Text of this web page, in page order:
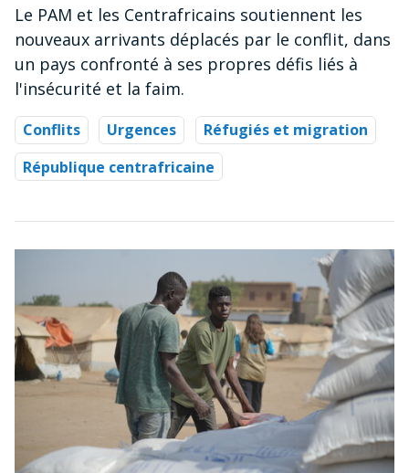
Le PAM et les Centrafricains soutiennent les
nouveaux arrivants déplacés par le conflit, dans
un pays confronté à ses propres défis liés à
l'insécurité et la faim.
Conflits Urgences
Réfugiés et migration
République centrafricaine